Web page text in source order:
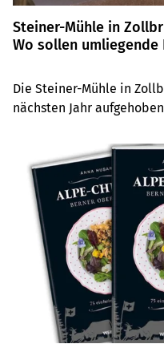
Steiner-Mühle in
Wo sollen umliegende
Die Steiner-Mühle in
nächsten Jahr
Mühlen in der Schweiz